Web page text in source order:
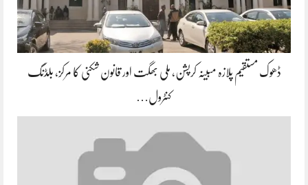
ڈھوک مستقیم پلازہ مبینہ کرپشن، ملی بھگت اور قانون شکنی کا مرکز، بلڈنگ
کنٹرول…